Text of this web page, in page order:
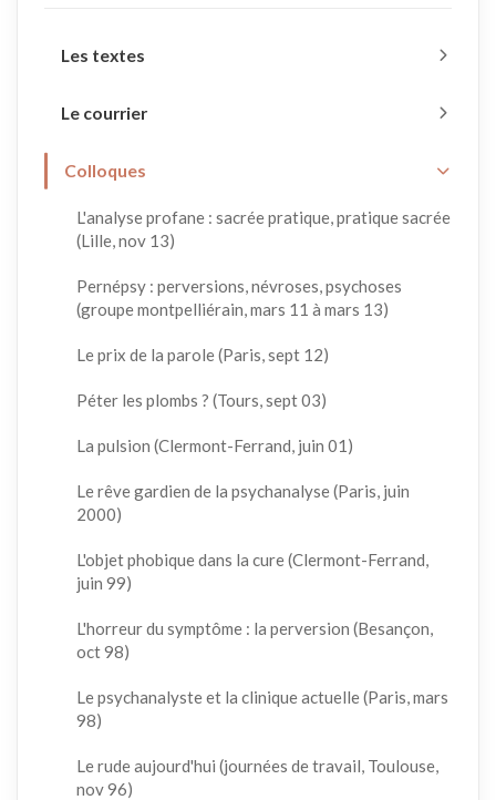
Les textes
Le courrier
Colloques
L'analyse profane : sacrée pratique, pratique sacrée
(Lille, nov 13)
Pernépsy : perversions, névroses, psychoses
(groupe montpelliérain, mars 11 à mars 13)
Le prix de la parole (Paris, sept 12)
Péter les plombs ? (Tours, sept 03)
La pulsion (Clermont-Ferrand, juin 01)
Le rêve gardien de la psychanalyse (Paris, juin
2000)
L'objet phobique dans la cure (Clermont-Ferrand,
juin 99)
L'horreur du symptôme : la perversion (Besançon,
oct 98)
Le psychanalyste et la clinique actuelle (Paris, mars
98)
Le rude aujourd'hui (journées de travail, Toulouse,
nov 96)